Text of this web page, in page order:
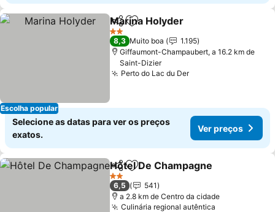
Escolha popular
PartilharAdicionar aos favoritos
Marina Holyder
2 Estrelas
8,3 Muito boa
1.195
Giffaumont-Champaubert, a 16.2 km de
Saint-Dizier
Perto do Lac du Der
Selecione as datas para ver os preços
exatos.
Ver preços
PartilharAdicionar aos favoritos
Hôtel De Champagne
2 Estrelas
6,5
541
a 2.8 km de Centro da cidade
Culinária regional autêntica